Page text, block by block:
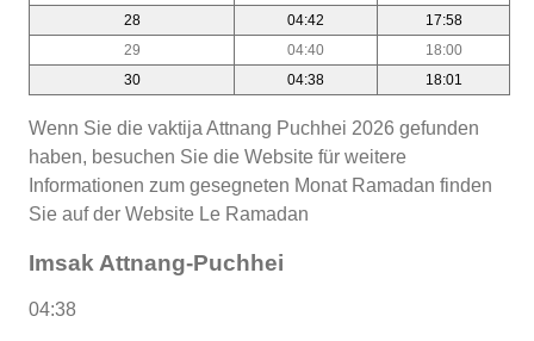
28
04:42
17:58
29
04:40
18:00
30
04:38 18:01
Wenn Sie die vaktija Attnang Puchhei 2026 gefunden
haben, besuchen Sie die Website für weitere
Informationen zum gesegneten Monat Ramadan finden
Sie auf der Website Le Ramadan
Imsak Attnang-Puchhei
04:38